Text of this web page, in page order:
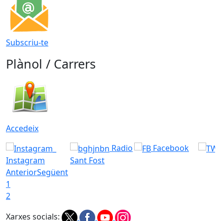
Subscriu-te
Plànol / Carrers
Accedeix
Instagram
Radio
Sant Fost
Facebook
AnteriorSegüent
1
2
Xarxes socials: